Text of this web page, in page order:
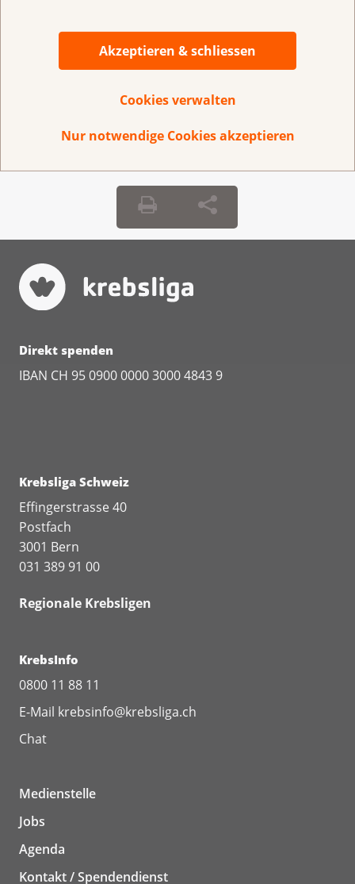
Akzeptieren & schliessen
Cookies verwalten
Nur notwendige Cookies akzeptieren
Direkt spenden
IBAN CH 95 0900 0000 3000 4843 9
Krebsliga Schweiz
Effingerstrasse 40
Postfach
3001 Bern
031 389 91 00
Regionale Krebsligen
KrebsInfo
0800 11 88 11
E-Mail krebsinfo@krebsliga.ch
Chat
Medienstelle
Jobs
Agenda
Kontakt / Spendendienst